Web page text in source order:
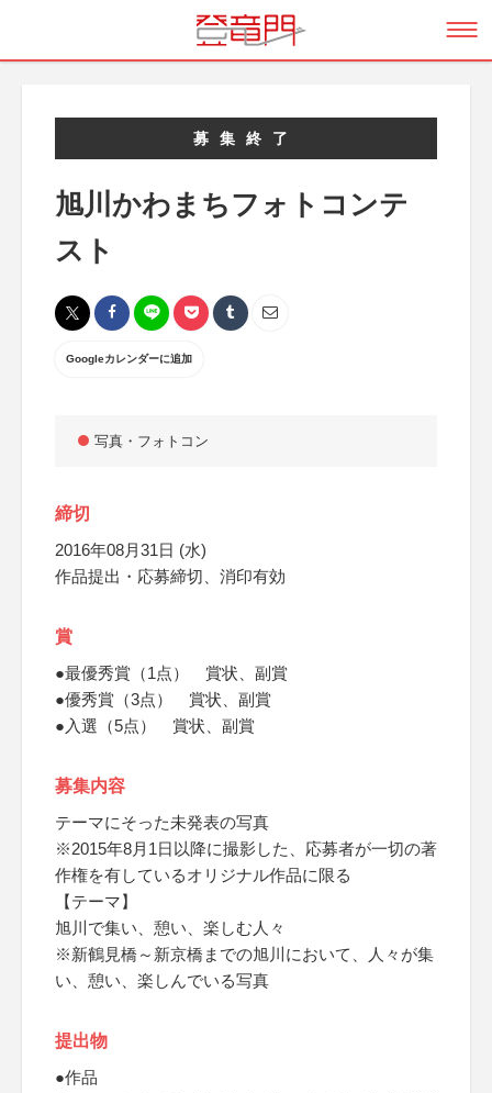
募集終了
旭川かわまちフォトコンテ
スト
Googleカレンダーに追加
写真・フォトコン
締切
2016年08月31日 (水)
作品提出・応募締切、消印有効
賞
●最優秀賞（1点） 賞状、副賞
●優秀賞（3点） 賞状、副賞
●入選（5点） 賞状、副賞
募集内容
テーマにそった未発表の写真
※2015年8月1日以降に撮影した、応募者が一切の著
作権を有しているオリジナル作品に限る
【テーマ】
旭川で集い、憩い、楽しむ人々
※新鶴見橋～新京橋までの旭川において、人々が集
い、憩い、楽しんでいる写真
提出物
●作品